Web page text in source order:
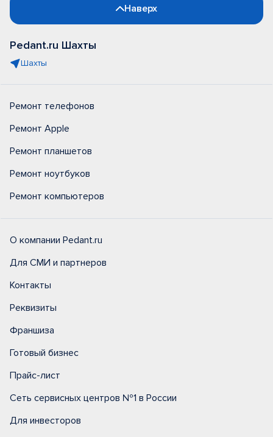
Наверх
Pedant.ru Шахты
Шахты
Ремонт телефонов
Ремонт Apple
Ремонт планшетов
Ремонт ноутбуков
Ремонт компьютеров
О компании Pedant.ru
Для СМИ и партнеров
Контакты
Реквизиты
Франшиза
Готовый бизнес
Прайс-лист
Сеть сервисных центров №1 в России
Для инвесторов